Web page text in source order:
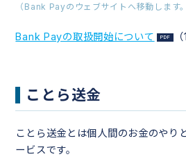
（Bank Payのウェブサイトへ移動します。
Bank Payの取扱開始について
ことら送金
ことら送金とは個人間のお金のやり
ービスです。